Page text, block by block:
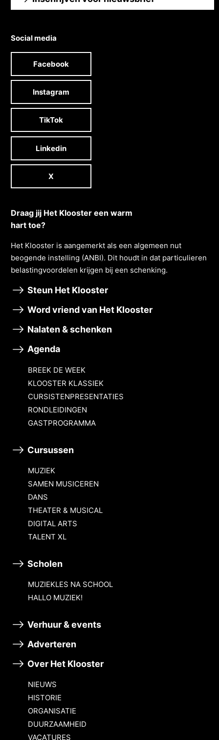
Social media
Facebook
Instagram
TikTok
Linkedin
X
Draag jij Het Klooster een warm
hart toe?
Het Klooster is aangemerkt als een algemeen nut
beogende instelling (ANBI). Dit houdt in dat particulieren
belastingvoordelen krĳgen bĳ een schenking.
Steun Het Klooster
Word vriend van Het Klooster
Nalaten & schenken
Agenda
BREEK DE WEEK
KLOOSTER KLASSIEK
CURSISTENPRESENTATIES
RONDLEIDINGEN
GASTPROGRAMMA
Cursussen
MUZIEK
SAMEN MUSICEREN
DANS
THEATER & MUSICAL
DIGITAL ARTS
TALENT XL
Scholen
MUZIEKLES NA SCHOOL
HALLO MUZIEK!
Verhuur & events
Adverteren
Over Het Klooster
NIEUWS
HISTORIE
ORGANISATIE
DUURZAAMHEID
VACATURES